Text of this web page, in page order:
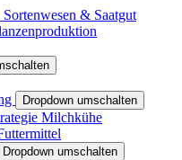
& Saatgut
Dropdown umschalten
Milchkühe
Dropdown umschalten